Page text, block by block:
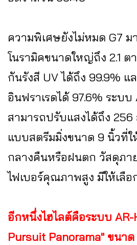
ความพิเศษยังไม่หมด G7
โนรามิคขนาดใหญ่ถึง 2.1 ต
กันรังสี UV ได้ถึง 99.9% แ
อินฟราเรดได้ 97.6% ระบ
สามารถปรับแสงได้ถึง
แบบสตรีมมิ่งขนาด 9 นิ้วที่
กลางคืนหรือฝนตก วัสดุภาย
ไฟเบอร์คุณภาพสูง มีให้เลือ
อีกหนึ่งไฮไลต์คือระบบ
Pursuit Panorama" ขนา